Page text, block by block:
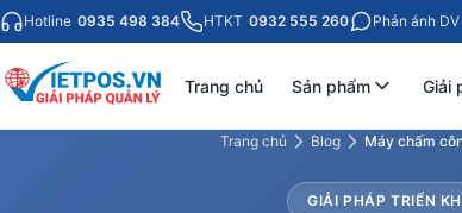
Hotline 0935 498 384 HTKT 0932 555 260 Phản ánh DV
Trang chủ Sản phẩm Giải
Trang chủ Blog Máy chấm
GIẢI PHÁP TRIỂN